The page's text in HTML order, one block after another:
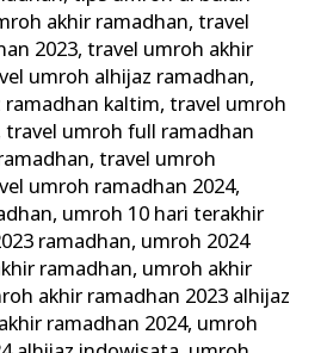
akhir ramadhan,travel
2023,travel umroh akhir
umroh alhijaz ramadhan,
kaltim,travel umroh
travel umroh full ramadhan
,travel umroh
umroh ramadhan 2024,
, umroh 10 hari terakhir
ramadhan, umroh 2024
ramadhan, umroh akhir
akhir ramadhan 2023 alhijaz
ramadhan 2024, umroh